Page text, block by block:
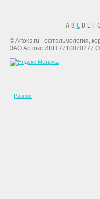
A B CD E F
© Artoks.ru - офтальмология,
ЗАО Артокс ИНН 7710070277
Разное